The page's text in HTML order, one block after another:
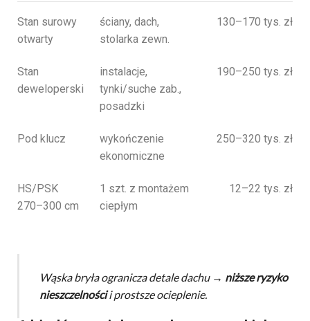
Stan surowy
otwarty
ściany, dach,
stolarka zewn.
130–170 tys. zł
Stan
deweloperski
instalacje,
tynki/suche zab.,
posadzki
190–250 tys. zł
Pod klucz
wykończenie
ekonomiczne
250–320 tys. zł
HS/PSK
270–300 cm
1 szt. z montażem
ciepłym
12–22 tys. zł
Wąska bryła ogranicza detale dachu → niższe ryzyko
nieszczelnościi prostsze ocieplenie.